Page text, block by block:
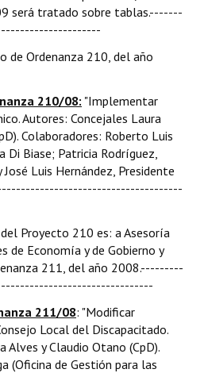
será tratado sobre tablas.-------
de Ordenanza 210, del año
210/08: "Implementar
Autores: Concejales Laura
Colaboradores: Roberto Luis
Di Biase; Patricia Rodríguez,
Luis Hernández, Presidente
del Proyecto 210 es: a Asesoría
de Economía y de Gobierno y
211, del año 2008.---------
211/08: "Modificar
Local del Discapacitado.
Alves y Claudio Otano (CpD).
(Oficina de Gestión para las